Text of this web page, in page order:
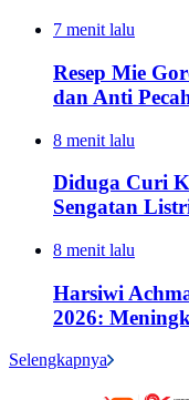
7 menit lalu
Resep Mie
dan Anti
8 menit lalu
Diduga Curi
Sengatan
8 menit lalu
Harsiwi
2026:
Selengkapnya